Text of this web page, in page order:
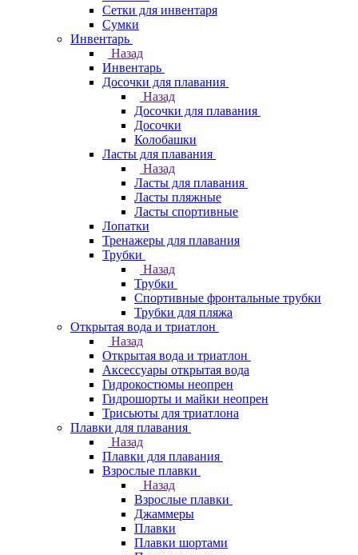
Сетки для инвентаря
Сумки
Инвентарь
Назад
Инвентарь
Досочки для плавания
Назад
Досочки для плавания
Досочки
Колобашки
Ласты для плавания
Назад
Ласты для плавания
Ласты пляжные
Ласты спортивные
Лопатки
Тренажеры для плавания
Трубки
Назад
Трубки
Спортивные фронтальные трубки
Трубки для пляжа
Открытая вода и триатлон
Назад
Открытая вода и триатлон
Аксессуары открытая вода
Гидрокостюмы неопрен
Гидрошорты и майки неопрен
Трисьюты для триатлона
Плавки для плавания
Назад
Плавки для плавания
Взрослые плавки
Назад
Взрослые плавки
Джаммеры
Плавки
Плавки шортами